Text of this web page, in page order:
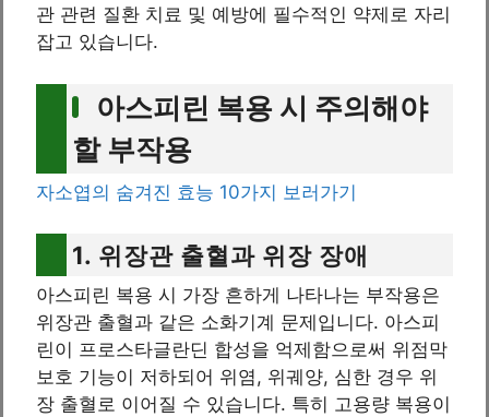
관 관련 질환 치료 및 예방에 필수적인 약제로 자리
잡고 있습니다.
아스피린 복용 시 주의해야
할 부작용
자소엽의 숨겨진 효능 10가지 보러가기
1. 위장관 출혈과 위장 장애
아스피린 복용 시 가장 흔하게 나타나는 부작용은
위장관 출혈과 같은 소화기계 문제입니다. 아스피
린이 프로스타글란딘 합성을 억제함으로써 위점막
보호 기능이 저하되어 위염, 위궤양, 심한 경우 위
장 출혈로 이어질 수 있습니다. 특히 고용량 복용이